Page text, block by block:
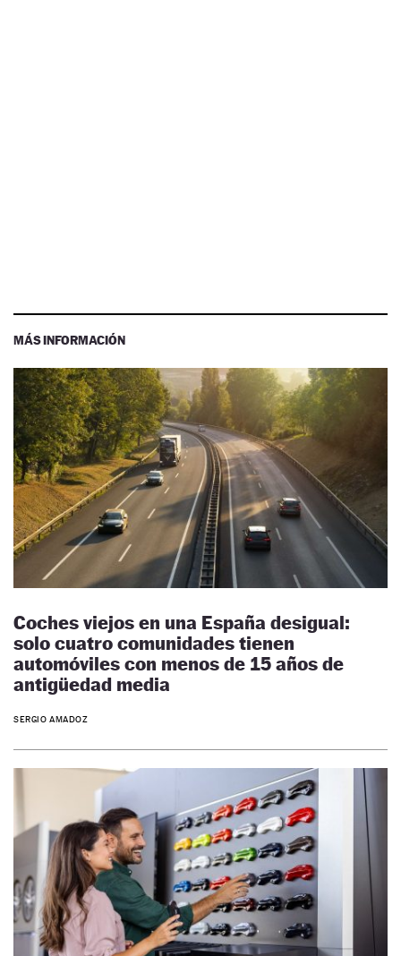
MÁS INFORMACIÓN
Coches viejos en una España desigual:
solo cuatro comunidades tienen
automóviles con menos de 15 años de
antigüedad media
SERGIO AMADOZ